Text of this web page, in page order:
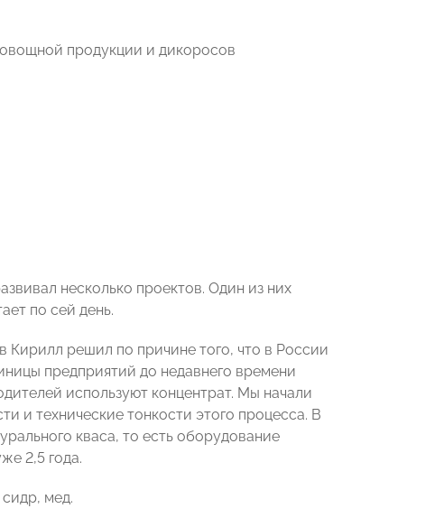
продукции и дикоросов
несколько проектов. Один из них
по сей день.
Кирилл решил по причине того, что в России
предприятий до недавнего времени
используют концентрат. Мы начали
и технические тонкости этого процесса. В
кваса, то есть оборудование
2,5 года.
мед.